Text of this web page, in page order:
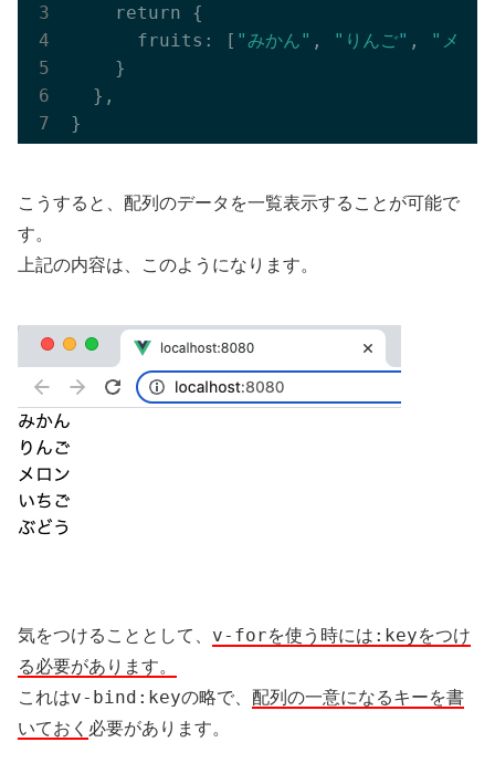
    return {
      fruits: [
"みかん" , "りんご" ,
"メロ
    }
  },
こうすると、配列のデータを一覧表示することが可能で
す。
上記の内容は、このようになります。
気をつけることとして、 v-forを使う時には :keyをつけ
る必要があります。
これはv-bind:keyの略で、 配列の一意になるキーを書
いておく 必要があります。